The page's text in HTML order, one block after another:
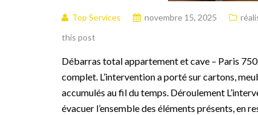
Top Services novembre 15, 2025
this post
Débarras total appartement et cave – Paris
complet. L’intervention a porté sur cartons,
accumulés au fil du temps. Déroulement
évacuer l’ensemble des éléments présents, en